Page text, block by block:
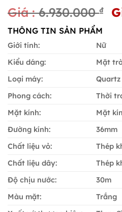
6.930.000₫
THÔNG TIN SẢN PHẨM
Giới tính:
Nữ
Kiểu dáng:
Mặt
Loại máy:
Phong cách:
Thời
Mặt kính:
Mặt
Đường kính:
36mm
Chất liệu vỏ:
Thép
Chất liệu dây:
Thép
Độ chịu nước:
30m
Màu mặt:
Trắng